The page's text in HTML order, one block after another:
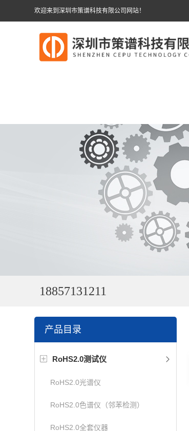
欢迎来到深圳市策谱科技有限公司网站！
18857131211
产品目录
RoHS2.0测试仪
RoHS2.0光谱仪
RoHS2.0色谱仪（邻苯检测）
RoHS2.0全套仪器